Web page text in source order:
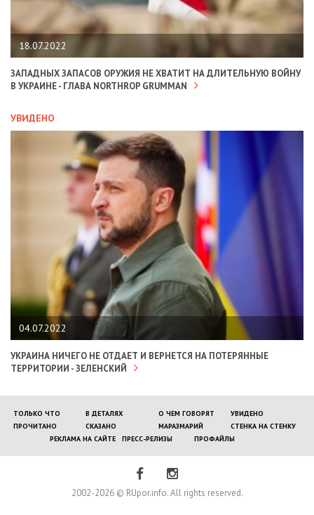
18.07.2022
ЗАПАДНЫХ ЗАПАСОВ ОРУЖИЯ НЕ ХВАТИТ НА ДЛИТЕЛЬНУЮ ВОЙНУ
В УКРАИНЕ - ГЛАВА NORTHROP GRUMMAN
УВИДЕНО
04.07.2022
УКРАИНА НИЧЕГО НЕ ОТДАЕТ И ВЕРНЕТСЯ НА ПОТЕРЯННЫЕ
ТЕРРИТОРИИ - ЗЕЛЕНСКИЙ
ТОЛЬКО ЧТО В ДЕТАЛЯХ О ЧЕМ ГОВОРЯТ
УВИДЕНО
ПРОЧИТАНО
СКАЗАНО МАРАЗМАРИЙ
СТЕНКА НА СТЕНКУ
РЕКЛАМА НА САЙТЕ
ПРЕСС-РЕЛИЗЫ ПРОФАЙЛЫ
2002-2026 © RUpor.info. All rights reserved.